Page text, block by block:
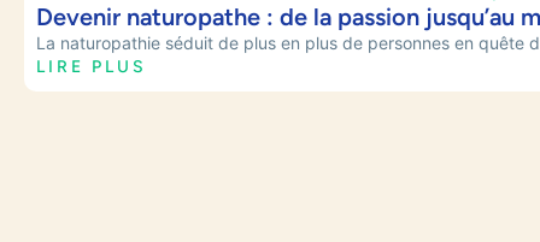
Devenir naturopathe : de la passion jusqu’au
La naturopathie séduit de plus en plus de personnes en quête
LIRE PLUS